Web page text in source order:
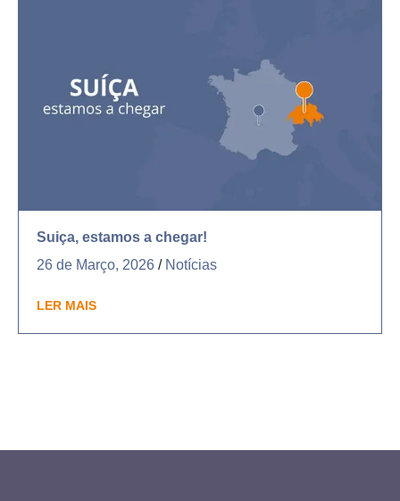
Suiça, estamos a chegar!
26 de Março, 2026 / Notícias
LER MAIS